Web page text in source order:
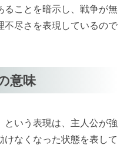
ることを暗示し、戦争が無
不尽さを表現しているので
意味
という表現は、主人公が強
なくなった状態を表して